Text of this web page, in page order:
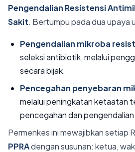
Pengendalian Resistensi
Sakit. Bertumpu pada dua upaya
Pengendalian mikroba
seleksi antibiotik, melalui
secara bijak.
Pencegahan penyebaran
melalui peningkatan ketaatan
pencegahan dan pengendalian
Permenkes ini mewajibkan setiap
PPRAdengan susunan: ketua,